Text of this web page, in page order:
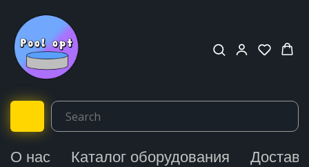
О нас Каталог оборудования